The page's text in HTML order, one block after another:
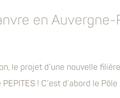
en
le projet d’une nouvelle
! C’est d’abord le